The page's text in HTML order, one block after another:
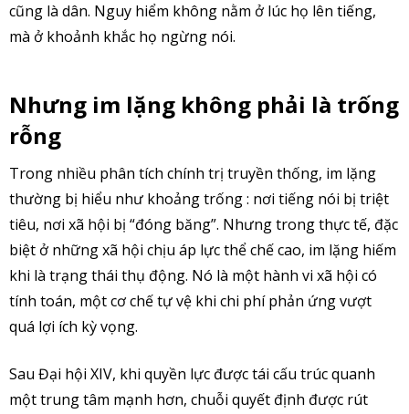
cũng là dân. Nguy hiểm không nằm ở lúc họ lên tiếng,
mà ở khoảnh khắc họ ngừng nói.
Nhưng im lặng không phải là trống
rỗng
Trong nhiều phân tích chính trị truyền thống, im lặng
thường bị hiểu như khoảng trống : nơi tiếng nói bị triệt
tiêu, nơi xã hội bị “đóng băng”. Nhưng trong thực tế, đặc
biệt ở những xã hội chịu áp lực thể chế cao, im lặng hiếm
khi là trạng thái thụ động. Nó là một hành vi xã hội có
tính toán, một cơ chế tự vệ khi chi phí phản ứng vượt
quá lợi ích kỳ vọng.
Sau Đại hội XIV, khi quyền lực được tái cấu trúc quanh
một trung tâm mạnh hơn, chuỗi quyết định được rút